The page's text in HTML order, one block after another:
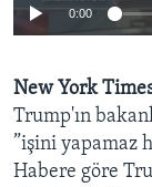
HAYATTAN
BIZI TAKIP EDIN
Diller
0:00
New York
Trump'ın
”işini yapamaz
Habere göre